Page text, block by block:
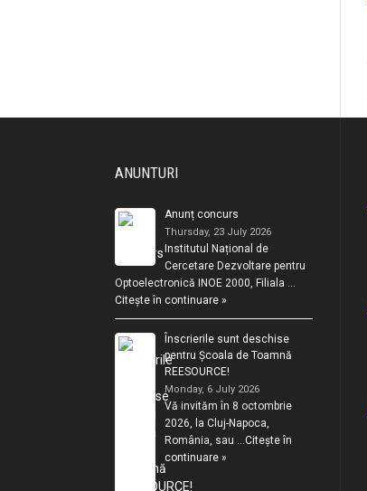
ANUNTURI
Anunț concurs
Thursday, 23 July 2026
Institutul Național de
Cercetare Dezvoltare pentru
Optoelectronică INOE 2000, Filiala …
Citește în continuare »
Înscrierile sunt deschise
pentru Școala de Toamnă
REESOURCE!
Monday, 6 July 2026
Vă invităm în 8 octombrie
2026, la Cluj-Napoca,
România, sau … Citește în
continuare »